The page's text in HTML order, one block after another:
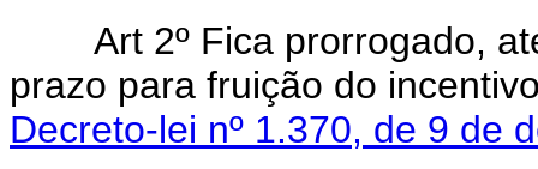
Art 2º Fica prorrogado,
prazo para fruição do
Decreto-lei nº 1.370, de 9 de